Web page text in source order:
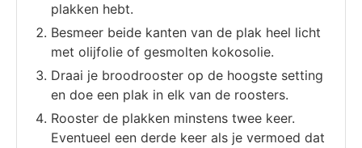
plakken hebt.
Besmeer beide kanten van de plak heel licht
met olijfolie of gesmolten kokosolie.
Draai je broodrooster op de hoogste setting
en doe een plak in elk van de roosters.
Rooster de plakken minstens twee keer.
Eventueel een derde keer als je vermoed dat